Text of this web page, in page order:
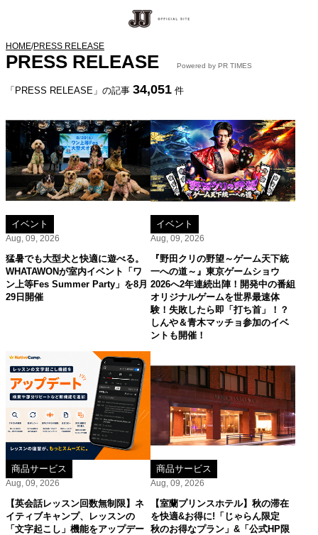
HOME/PRESS RELEASE
PRESS RELEASE Powered by PR TIMES
「PRESS RELEASE」の記事 34,051 件
イベント
Aug, 09, 2026
猛暑でも大型犬と快適に遊べる。
WHATAWONが室内イベント「ワ
ン上等Fes Summer Party」を8月
29日開催
イベント
Aug, 09, 2026
『野田クリの野望～ゲーム天下統
一への道～』東京ゲームショウ
2026へ2年連続出陣！開発中の番組
オリジナルゲームを世界最速体
験！失敗したら即「打ち首」！？
しんや＆青木マッチョ参加のイベ
ントも開催！
商品サービス
Aug, 09, 2026
【英会話レッスン回数無制限】ネ
イティブキャンプ、レッスンの
「文字起こし」機能をアップデー
商品サービス
Aug, 09, 2026
【室蘭プリンスホテル】秋の滞在
を快適&お得に!「じゃらん限定
秋のお得なプラン」&「公式HP限